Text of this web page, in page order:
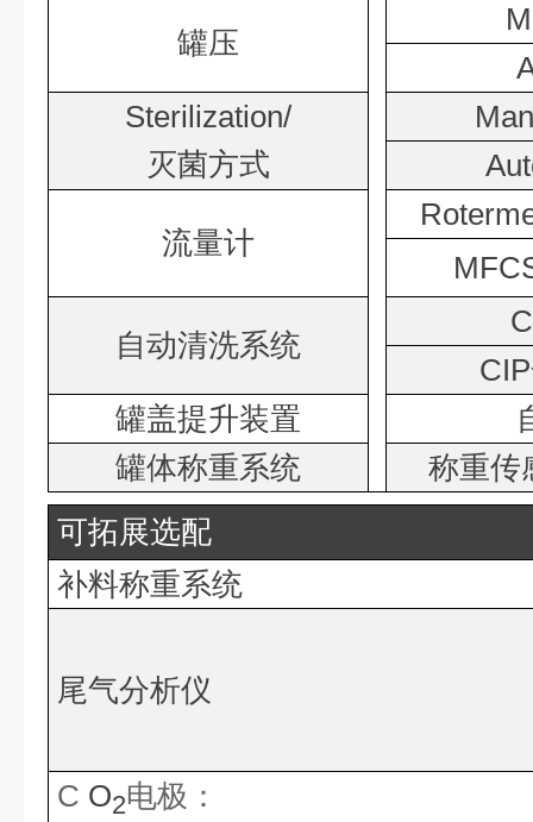
罐压
Sterilization/
灭菌方式
流量计
自动清洗系统
罐盖提升装置
罐体称重系统
称重传
可拓展选配
补料称重系统
尾气分析仪
C O2电极：